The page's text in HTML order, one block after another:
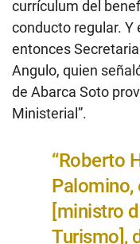
currículum del
conducto regular. Y
entonces
Angulo, quien
de Abarca Soto
Ministerial”.
“Roberto
Palomino,
[ministro
Turismo],